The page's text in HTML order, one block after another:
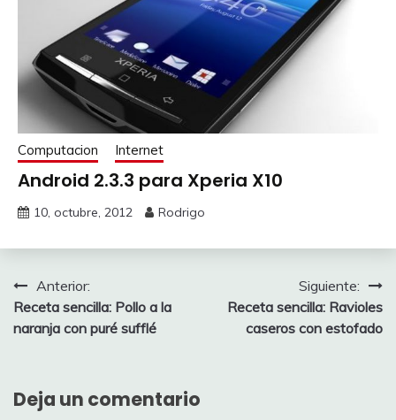
Computacion Internet
Android 2.3.3 para Xperia X10
10, octubre, 2012 Rodrigo
Navegación
de
Anterior:
Receta sencilla: Pollo a la
naranja con puré sufflé
Siguiente:
Receta sencilla: Ravioles
caseros con estofado
Deja un comentario